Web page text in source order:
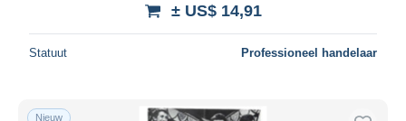
± US$ 14,91
Statuut Professioneel handelaar
Nieuw